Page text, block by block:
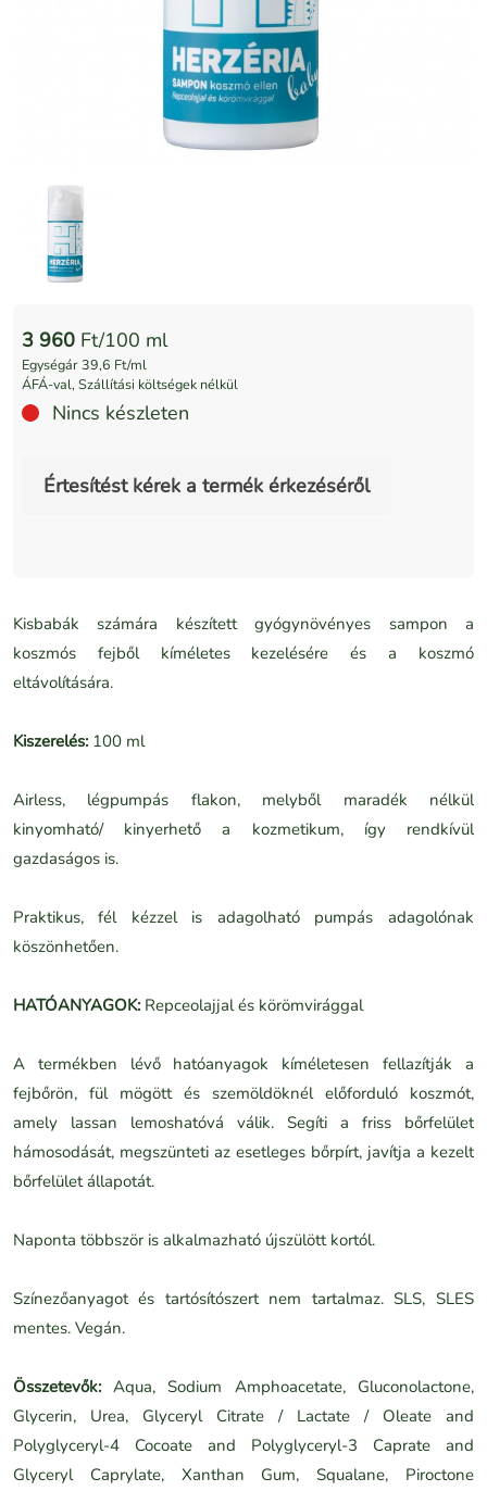
3 960 Ft/100 ml
Egységár 39,6 Ft/ml
ÁFÁ-val, Szállítási költségek nélkül
Nincs készleten
Értesítést kérek a termék érkezéséről
Kisbabák számára készített gyógynövényes sampon a
koszmós fejből kíméletes kezelésére és a koszmó
eltávolítására.
Kiszerelés: 100 ml
Airless, légpumpás flakon, melyből maradék nélkül
kinyomható/ kinyerhető a kozmetikum, így rendkívül
gazdaságos is.
Praktikus, fél kézzel is adagolható pumpás adagolónak
köszönhetően.
HATÓANYAGOK: Repceolajjal és körömvirággal
A termékben lévő hatóanyagok kíméletesen fellazítják a
fejbőrön, fül mögött és szemöldöknél előforduló koszmót,
amely lassan lemoshatóvá válik. Segíti a friss bőrfelület
hámosodását, megszünteti az esetleges bőrpírt, javítja a kezelt
bőrfelület állapotát.
Naponta többször is alkalmazható újszülött kortól.
Színezőanyagot és tartósítószert nem tartalmaz. SLS, SLES
mentes. Vegán.
Összetevők: Aqua, Sodium Amphoacetate, Gluconolactone,
Glycerin, Urea, Glyceryl Citrate / Lactate / Oleate and
Polyglyceryl-4 Cocoate and Polyglyceryl-3 Caprate and
Glyceryl Caprylate, Xanthan Gum, Squalane, Piroctone